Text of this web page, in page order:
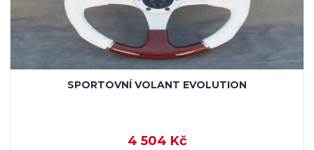
SPORTOVNÍ VOLANT EVOLUTION
4 504 Kč